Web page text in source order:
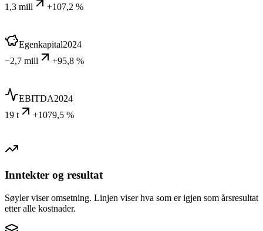
1,3 mill
+107,2 %
Egenkapital2024
−2,7 mill
+95,8 %
EBITDA2024
19 t
+1079,5 %
Inntekter og resultat
Søyler viser omsetning. Linjen viser hva som er igjen som årsresultat
etter alle kostnader.